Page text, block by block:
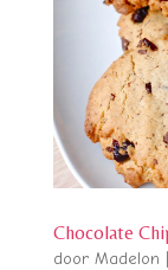
Chocolate
door Madelon